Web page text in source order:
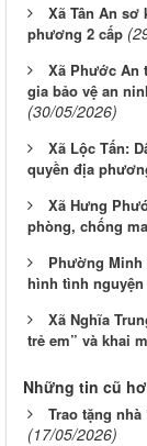
Xã Tân An
phương 2 cấp
Xã Phước An
gia bảo vệ an
(30/05/2026)
Xã Lộc Tấn:
quyền địa
Xã Hưng
phòng, chống
Phường Minh
hình tình nguyện
Xã Nghĩa
trẻ em” và khai
Những tin cũ
Trao tặng
(17/05/2026)